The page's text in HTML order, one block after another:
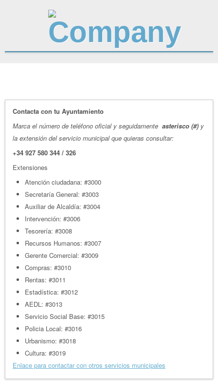
Contacta con tu Ayuntamiento
Marca el número de teléfono oficial y seguidamente asterisco (#) y
la extensión del servicio municipal que quieras consultar:
+34 927 580 344 / 326
Extensiones
Atención ciudadana: #3000
Secretaría General: #3003
Auxiliar de Alcaldía: #3004
Intervención: #3006
Tesorería: #3008
Recursos Humanos: #3007
Gerente Comercial: #3009
Compras: #3010
Rentas: #3011
Estadística: #3012
AEDL: #3013
Servicio Social Base: #3015
Policia Local: #3016
Urbanismo: #3018
Cultura: #3019
Enlace para contactar con otros servicios municipales